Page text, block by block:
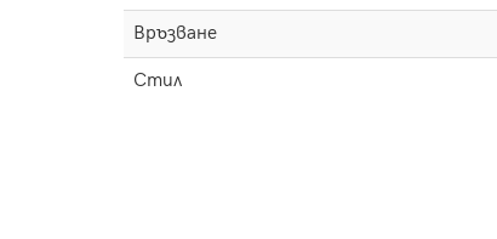
Връзване
Стил